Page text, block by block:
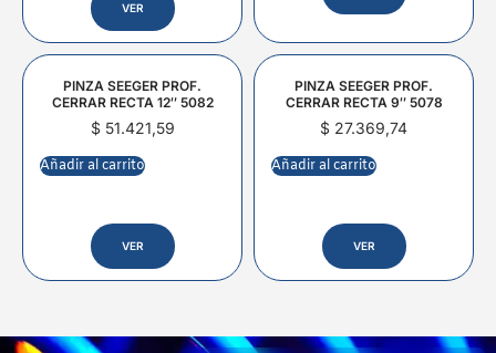
VER
PINZA SEEGER PROF.
CERRAR RECTA 12″ 5082
$51.421,59
Añadir al carrito
VER
PINZA SEEGER PROF.
CERRAR RECTA 9″ 5078
$ 27.369,74
Añadir al carrito
VER